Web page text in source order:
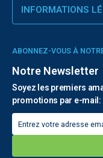
INFORMATIONS
ABONNEZ-VOUS À
Notre Newsletter
Soyez les premiers
promotions par e-mail: